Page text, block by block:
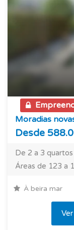
Moradias
Desde
De 2 a 3 quartos
Áreas de 123 a
À beira mar